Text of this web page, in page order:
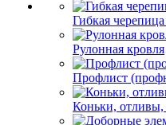
Гибкая
Рулонная кровля
Профлист
Коньки, отливы,